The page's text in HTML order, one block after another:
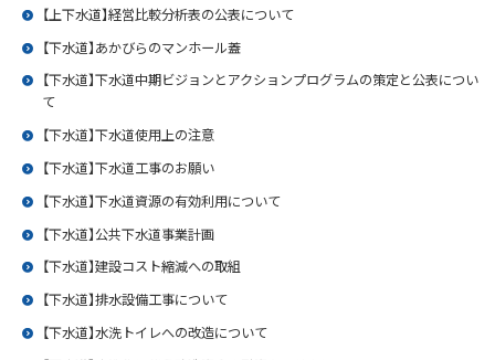
【上下水道】経営比較分析表の公表について
【下水道】あかびらのマンホール蓋
【下水道】下水道中期ビジョンとアクションプログラムの策定と公表につい
て
【下水道】下水道使用上の注意
【下水道】下水道工事のお願い
【下水道】下水道資源の有効利用について
【下水道】公共下水道事業計画
【下水道】建設コスト縮減への取組
【下水道】排水設備工事について
【下水道】水洗トイレへの改造について